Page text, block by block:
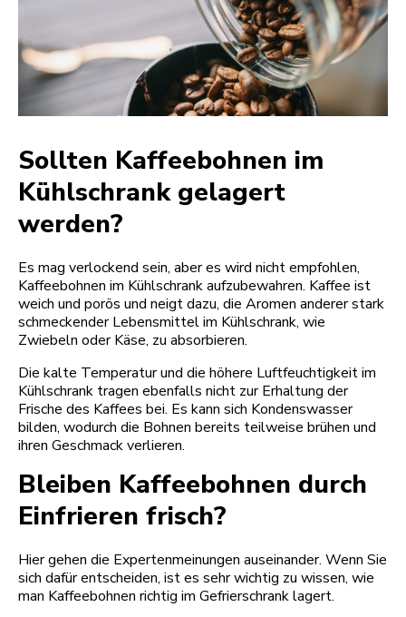
Sollten Kaffeebohnen im
Kühlschrank gelagert
werden?
Es mag verlockend sein, aber es wird nicht empfohlen,
Kaffeebohnen im Kühlschrank aufzubewahren. Kaffee ist
weich und porös und neigt dazu, die Aromen anderer stark
schmeckender Lebensmittel im Kühlschrank, wie
Zwiebeln oder Käse, zu absorbieren.
Die kalte Temperatur und die höhere Luftfeuchtigkeit im
Kühlschrank tragen ebenfalls nicht zur Erhaltung der
Frische des Kaffees bei. Es kann sich Kondenswasser
bilden, wodurch die Bohnen bereits teilweise brühen und
ihren Geschmack verlieren.
Bleiben Kaffeebohnen durch
Einfrieren frisch?
Hier gehen die Expertenmeinungen auseinander. Wenn Sie
sich dafür entscheiden, ist es sehr wichtig zu wissen, wie
man Kaffeebohnen richtig im Gefrierschrank lagert.